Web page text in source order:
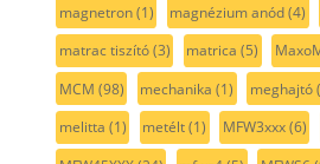
magnetron(1) magnézium anód(4)
matrac tiszító(3) matrica (5)
MCM (98) mechanika (1) meghajtó
melitta (1) metélt(1) MFW3xxx(6)